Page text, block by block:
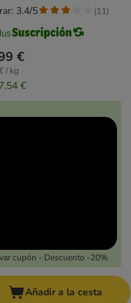
€
/ kg
€
cupón - Descuento -20%
3.4/5 (11)
Añadir a la cesta